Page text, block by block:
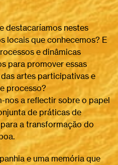
destacaríamos nestes
locais que conhecemos? E
e dinâmicas
para promover essas
artes participativas e
processo?
nos a reflectir sobre o papel
de práticas de
a transformação do
e uma memória que